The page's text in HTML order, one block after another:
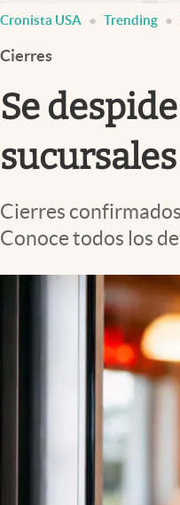
Streaming
Cronista USA Trending
Cierres
Se
Cierres
Conoce todos los